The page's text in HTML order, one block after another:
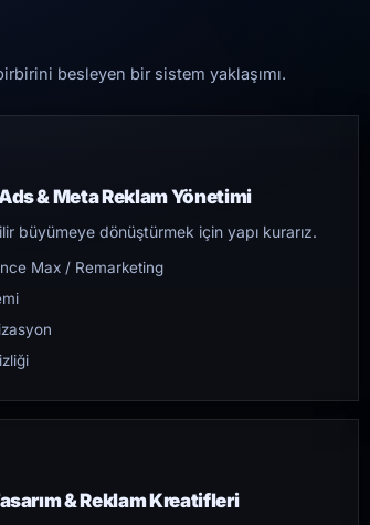
besleyen bir sistem yaklaşımı.
& Meta Reklam Yönetimi
büyümeye dönüştürmek için yapı kurarız.
Max / Remarketing
& Reklam Kreatifleri